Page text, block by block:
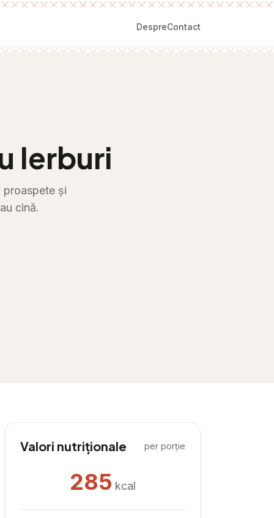
DespreContact
Ierburi
proaspete și
cină.
Valori nutriționale per porție
285 kcal